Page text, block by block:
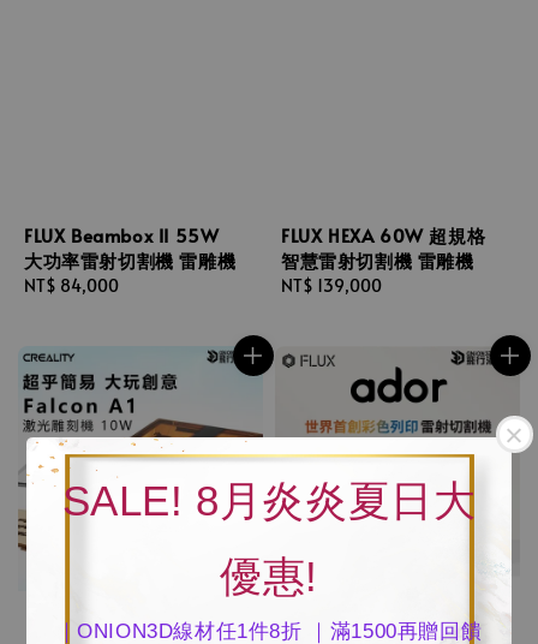
SALE! 8月炎炎夏日大
優惠!
｜ONION3D線材任1件8折 ｜滿1500再贈回饋
FLUX Beambox II 55W
大功率雷射切割機 雷雕機
Regular
NT$ 84,000
FLUX HEXA 60W 超規格
智慧雷射切割機 雷雕機
Regular
NT$ 139,000